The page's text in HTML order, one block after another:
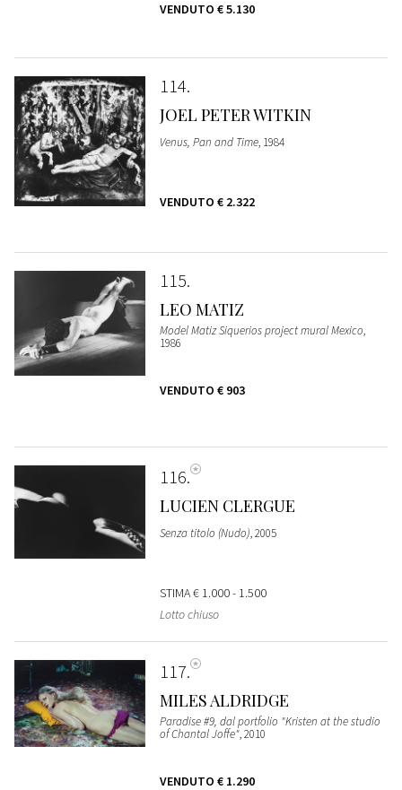
VENDUTO € 5.130
114
JOEL PETER WITKIN
Venus, Pan and Time, 1984
VENDUTO € 2.322
115
LEO MATIZ
Model Matiz Siquerios project mural Mexico,
1986
VENDUTO € 903
116
LUCIEN CLERGUE
Senza titolo (Nudo), 2005
STIMA€ 1.000 - 1.500
Lotto chiuso
117
MILES ALDRIDGE
Paradise #9, dal portfolio "Kristen at the studio
of Chantal Joffe", 2010
VENDUTO € 1.290